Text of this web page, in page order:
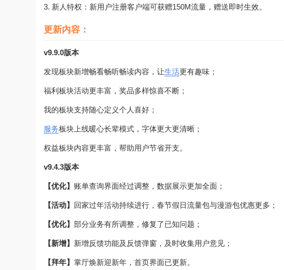
3. 新人特权：新用户注册客户端可获赠150M流量，赠送即时生效。
更新内容：
v9.9.0版本
发现板块新增畅看畅听畅读内容，让生活更有趣味；
福利板块活动更丰富，奖品多样惊喜不断；
我的板块支持随心定义个人喜好；
服务板块上线暖心长辈模式，字体更大更清晰；
权益板块内容更丰富，帮助用户节省开支。
v9.4.3版本
【优化】 账单查询界面经过调整，数据展示更加全面；
【活动】 回家过年活动持续进行，春节假日流量包与漫游包优惠更多；
【优化】 部分业务有所调整，修复了已知问题；
【新增】 新增反馈功能及反馈弹窗，及时收集用户意见；
【拜年】 掌厅焕新迎新年，首页界面已更新。